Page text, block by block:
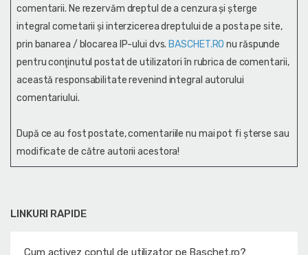
LINKURI RAPIDE
Cum activez contul de utilizator pe Baschet.ro?
comentarii. Ne rezervăm dreptul de a cenzura și şterge
integral cometarii și interzicerea dreptului de a posta pe site,
prin banarea / blocarea IP-ului dvs. BASCHET.RO nu răspunde
pentru conţinutul postat de utilizatori în rubrica de comentarii,
această responsabilitate revenind integral autorului
comentariului.
După ce au fost postate, comentariile nu mai pot fi șterse sau
modificate de către autorii acestora!